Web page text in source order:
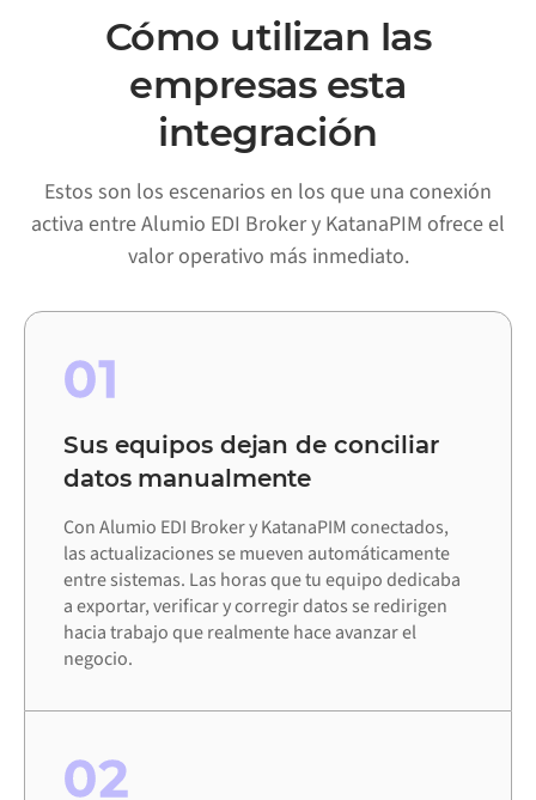
Cómo utilizan las
empresas esta
integración
Estos son los escenarios en los que una conexión
activa entre Alumio EDI Broker y KatanaPIM ofrece el
valor operativo más inmediato.
01
Sus equipos dejan de conciliar
datos manualmente
Con Alumio EDI Broker y KatanaPIM conectados,
las actualizaciones se mueven automáticamente
entre sistemas. Las horas que tu equipo dedicaba
a exportar, verificar y corregir datos se redirigen
hacia trabajo que realmente hace avanzar el
negocio.
02